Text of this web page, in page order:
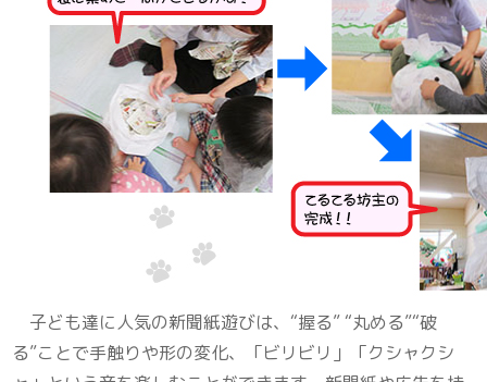
子ども達に人気の新聞紙遊びは、“握る” “丸める”“破
る”ことで手触りや形の変化、「ビリビリ」「クシャクシ